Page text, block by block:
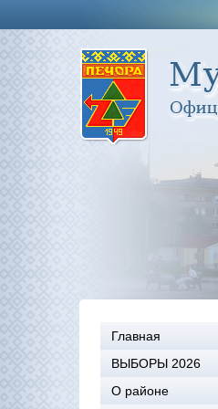
Главная
ВЫБОРЫ 2026
О районе